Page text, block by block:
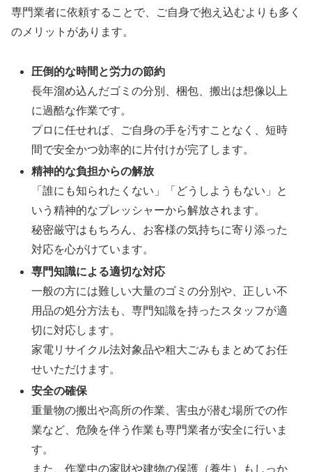
専門業者に依頼することで、ご自身で抱え込むよりも多く
のメリットがあります。
圧倒的な時間と労力の節約
長年溜め込んだゴミの分別、梱包、搬出は想像以上
に過酷な作業です。
プロに任せれば、ご自身の手を汚すことなく、短時
間で安全かつ効率的に片付けが完了します。
精神的な負担からの解放
「誰にも知られたくない」「どうしようもない」と
いう精神的なプレッシャーから解放されます。
秘密厳守はもちろん、お客様の気持ちに寄り添った
対応を心がけています。
専門知識による適切な対応
一般の方には難しい大量のゴミの分別や、正しい不
用品の処分方法も、専門知識を持ったスタッフが適
切に対応します。
家電リサイクル法対象品や粗大ごみもまとめてお任
せいただけます。
安全の確保
重量物の搬出や高所の作業、害虫が潜む場所での作
業など、危険を伴う作業も専門業者が安全に行いま
す。
また、作業中の家財や建物の保護（養生）もしっか